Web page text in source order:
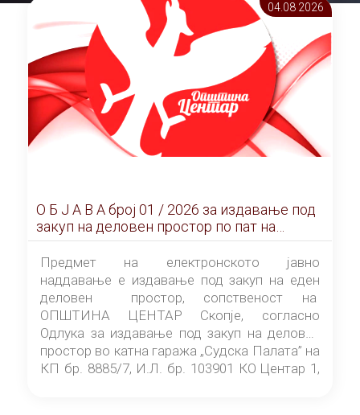
04.08 2026
О Б Ј А В А брoj 01 / 2026 за издавање под
закуп на деловен простор по пат на
ЕЛЕКТРОНСКО ЈАВНО НАДДАВАЊЕ
Предмет на електронското јавно
наддавање е издавање под закуп на еден
деловен простор, сопственост на
ОПШТИНА ЦЕНТАР Скопје, согласно
Одлука за издавање под закуп на деловен
простор во катна гаража „Судска Палата” на
КП бр. 8885/7, И.Л. бр. 103901 КО Центар 1,